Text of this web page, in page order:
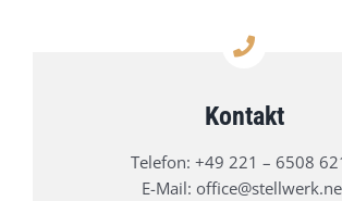
Kontakt
Telefon: +49 221 – 6508
E-Mail: